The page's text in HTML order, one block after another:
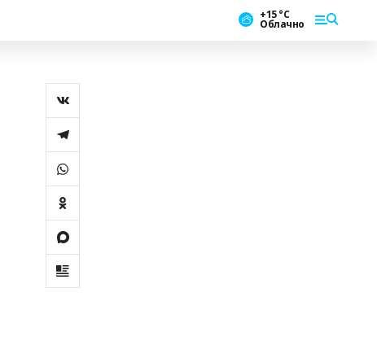
+15 °С
Облачно